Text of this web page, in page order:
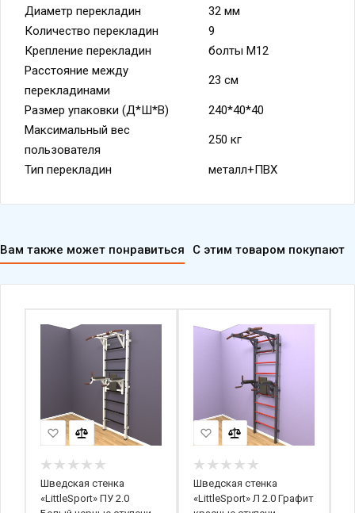
Диаметр перекладин
32 мм
Количество перекладин
9
Крепление перекладин
болты М12
Расстояние между
перекладинами
23 см
Размер упаковки (Д*Ш*В)
240*40*40
Максимальный вес
пользователя
250 кг
Тип перекладин металл+ПВХ
Вам также может понравиться С этим товаром покупают
Шведская стенка
«LittleSport» ПУ 2.0
Шведская стенка
«LittleSport» Л 2.0 Графит